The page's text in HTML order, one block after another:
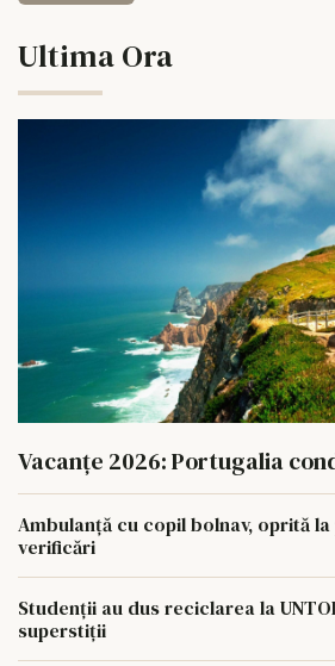
Ultima Ora
Vacanțe 2026: Portugalia
Ambulanță cu copil bolnav, oprită la
verificări
Studenții au dus reciclarea la
superstiții